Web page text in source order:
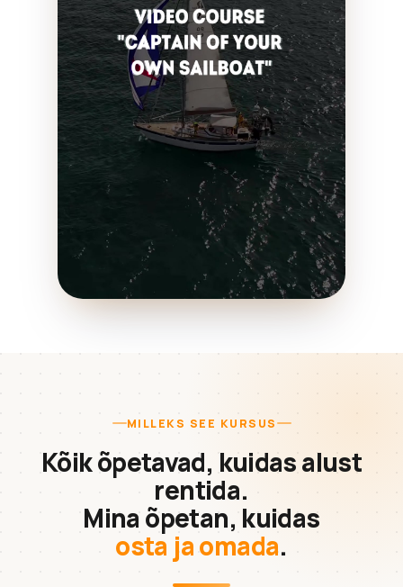
MILLEKS SEE KURSUS
Kõik õpetavad, kuidas alust
rentida.
Mina õpetan, kuidas
osta ja omada.